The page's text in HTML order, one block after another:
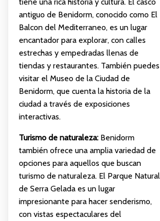
antiguo de Benidorm, conocido como El
Balcon del Mediterraneo, es un lugar
encantador para explorar, con calles
estrechas y empedradas llenas de
tiendas y restaurantes. También puedes
visitar el Museo de la Ciudad de
Benidorm, que cuenta la historia de la
ciudad a través de exposiciones
interactivas.
Turismo de naturaleza:Benidorm
también ofrece una amplia variedad de
opciones para aquellos que buscan
turismo de naturaleza. El Parque Natural
de Serra Gelada es un lugar
impresionante para hacer senderismo,
con vistas espectaculares del